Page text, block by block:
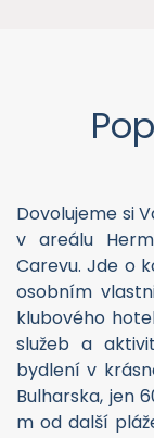
Dovolujeme si
v areálu
Carevu. Jde o
osobním
klubového
služeb a
bydlení v
Bulharska, jen
m od další